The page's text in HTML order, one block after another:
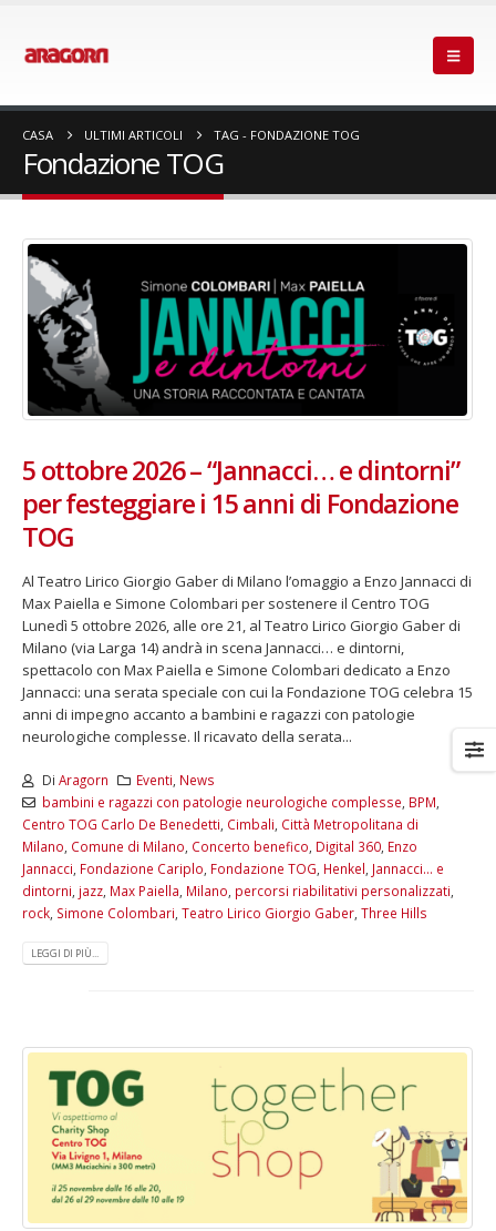
CASA ULTIMI ARTICOLI TAG - FONDAZIONE TOG
Fondazione TOG
5 ottobre 2026 – “Jannacci… e dintorni”
per festeggiare i 15 anni di Fondazione
TOG
Al Teatro Lirico Giorgio Gaber di Milano l’omaggio a Enzo Jannacci di
Max Paiella e Simone Colombari per sostenere il Centro TOG
Lunedì 5 ottobre 2026, alle ore 21, al Teatro Lirico Giorgio Gaber di
Milano (via Larga 14) andrà in scena Jannacci… e dintorni,
spettacolo con Max Paiella e Simone Colombari dedicato a Enzo
Jannacci: una serata speciale con cui la Fondazione TOG celebra 15
anni di impegno accanto a bambini e ragazzi con patologie
neurologiche complesse. Il ricavato della serata...
Di Aragorn Eventi News
bambini e ragazzi con patologie neurologiche complesse BPM
Centro TOG Carlo De Benedetti Cimbali Città Metropolitana di
Milano Comune di Milano Concerto benefico Digital 360 Enzo
Jannacci Fondazione Cariplo Fondazione TOG Henkel Jannacci… e
dintorni jazz Max Paiella Milano percorsi riabilitativi personalizzati
rock Simone Colombari Teatro Lirico Giorgio Gaber Three Hills
LEGGI DI PIÙ...
Fino al 29 marzo 2026 – Anziani
malati e fragili, VIDAS lancia
una campagna per rafforzare
l’assistenza domiciliare
13 dicembre 2024 – In
carnet per le Prove Aperte
della Filarmonica della
Dicembre 14, 2024